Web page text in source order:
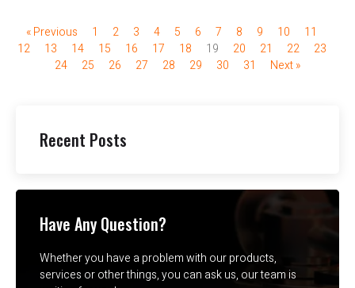
« Previous 1 2 3 4 5 6 7 8 9 10
11
12
13 14 15 16 17 18 19 20 21 22
23
24
25 26 27 28 29 30 31 Next »
Recent Posts
Have Any Question?
Whether you have a problem with our products,
services or other things, you can ask us, our team is